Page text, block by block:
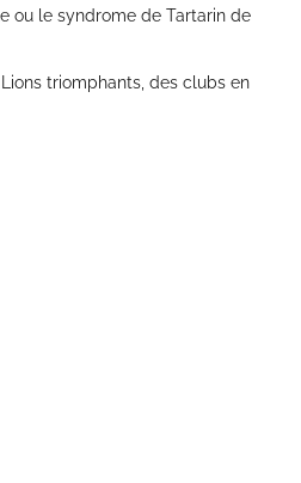
ou le syndrome de Tartarin de
triomphants, des clubs en